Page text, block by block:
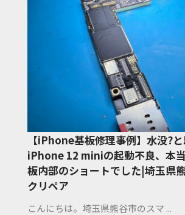
【iPhone基板修理事例】水没?
iPhone 12 miniの起動不良、本
板内部のショートでした|埼玉県
クリペア
こんにちは。埼玉県熊谷市のスマ ...